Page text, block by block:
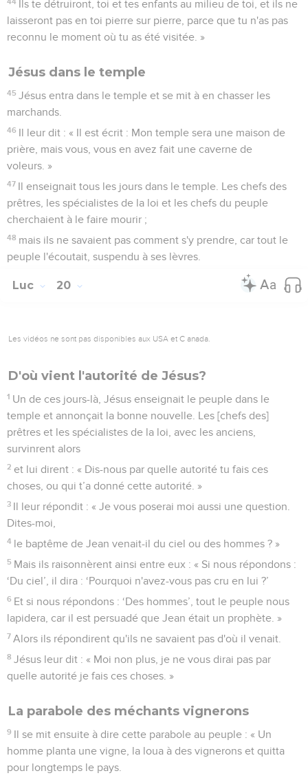
Ils te détruiront, toi et tes enfants au milieu de toi, et ils ne
laisseront pas en toi pierre sur pierre, parce que tu n'as pas
reconnu le moment où tu as été visitée. »
Jésus dans le temple
45 Jésus entra dans le temple et se mit à en chasser les
marchands.
46 Il leur dit : « Il est écrit : Mon temple sera une maison de
prière, mais vous, vous en avez fait une caverne de
voleurs. »
47 Il enseignait tous les jours dans le temple. Les chefs des
prêtres, les spécialistes de la loi et les chefs du peuple
cherchaient à le faire mourir ;
48 mais ils ne savaient pas comment s'y prendre, car tout le
peuple l'écoutait, suspendu à ses lèvres.
Luc 20
Les vidéos ne sont pas disponibles aux USA et C anada.
D'où vient l'autorité de Jésus?
1 Un de ces jours-là, Jésus enseignait le peuple dans le
temple et annonçait la bonne nouvelle. Les [chefs des]
prêtres et les spécialistes de la loi, avec les anciens,
survinrent alors
2 et lui dirent : « Dis-nous par quelle autorité tu fais ces
choses, ou qui t’a donné cette autorité. »
3 Il leur répondit : « Je vous poserai moi aussi une question.
Dites-moi,
4 le baptême de Jean venait-il du ciel ou des hommes ? »
5 Mais ils raisonnèrent ainsi entre eux : « Si nous répondons :
‘Du ciel’, il dira : ‘Pourquoi n'avez-vous pas cru en lui ?’
6 Et si nous répondons : ‘Des hommes’, tout le peuple nous
lapidera, car il est persuadé que Jean était un prophète. »
7 Alors ils répondirent qu'ils ne savaient pas d'où il venait.
8 Jésus leur dit : « Moi non plus, je ne vous dirai pas par
quelle autorité je fais ces choses. »
La parabole des méchants vignerons
9 Il se mit ensuite à dire cette parabole au peuple : « Un
homme planta une vigne, la loua à des vignerons et quitta
pour longtemps le pays.